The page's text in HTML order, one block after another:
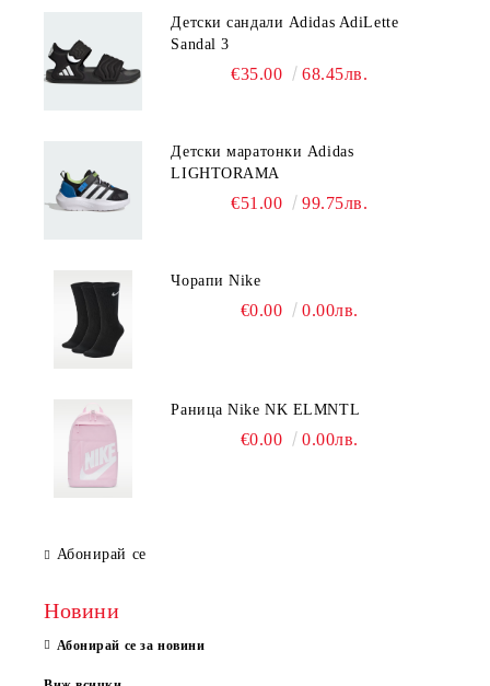
Детски сандали Adidas AdiLette
Sandal 3
€35.00 68.45лв.
Детски маратонки Adidas
LIGHTORAMA
€51.00 99.75лв.
Чорапи Nike
€0.00 0.00лв.
Раница Nike NK ELMNTL
€0.00 0.00лв.
Абонирай се
Новини
Абонирай се за новини